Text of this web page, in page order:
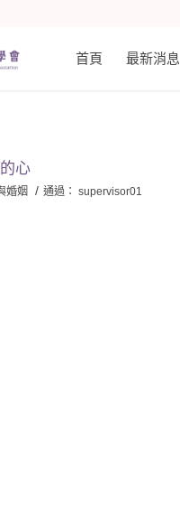
首頁 最新消息
心
婚姻 / 通過： supervisor01